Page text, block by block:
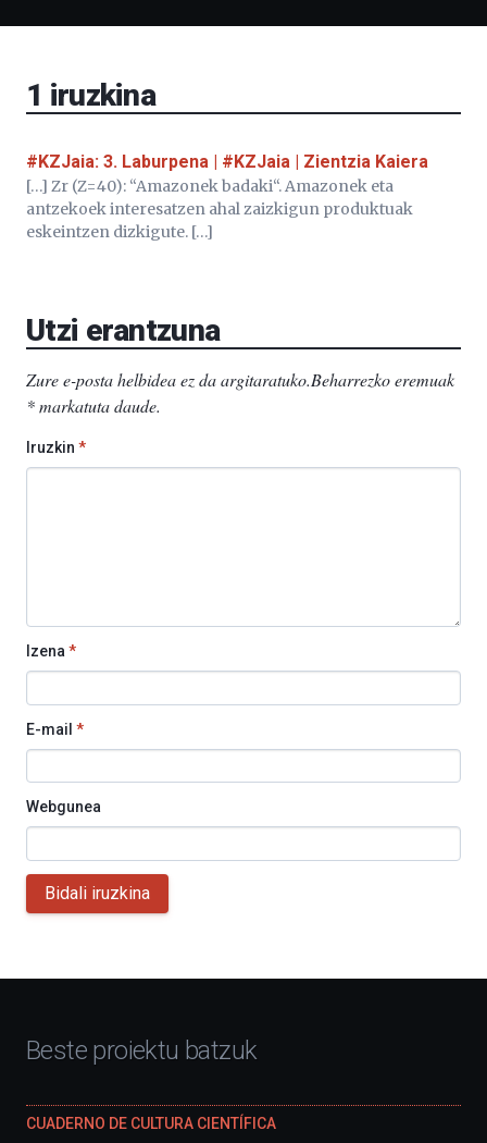
Bizkaia
1 iruzkina
#KZJaia: 3. Laburpena | #KZJaia | Zientzia Kaiera
[…] Zr (Z=40): “Amazonek badaki“. Amazonek eta
antzekoek interesatzen ahal zaizkigun produktuak
eskeintzen dizkigute. […]
Utzi erantzuna
Zure e-posta helbidea ez da argitaratuko.Beharrezko eremuak
*markatuta daude.
Iruzkin *
Izena*
E-mail *
Webgunea
Bidali iruzkina
Beste proiektu batzuk
CUADERNO DE CULTURA CIENTÍFICA